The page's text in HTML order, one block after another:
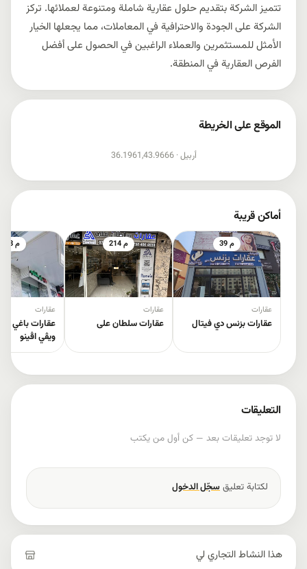
تتميز الشركة بتقديم حلول عقارية شاملة ومتنوعة لعملائها. تركز
الشركة على الجودة والاحترافية في المعاملات، مما يجعلها الخيار
الأمثل للمستثمرين والعملاء الراغبين في الحصول على أفضل
الفرص العقارية في المنطقة.
أماكن قريبة
39 م
عقارات
عقارات بزنس دي فیتال
214 م
عقارات
عقارات سلطان علی
228 م
عقارات
عقارات باغي
ویڤي اڤینو
التعليقات
لا توجد تعليقات بعد — كن أول من يكتب
لكتابة تعليقسجّل الدخول
الموقع على الخريطة
أربيل ·36.1961,43.9666
هذا النشاط التجاري لي